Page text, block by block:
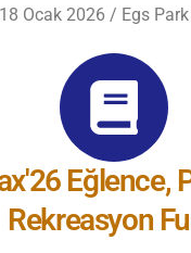
Ocak 2026 / Egs
Eğlence,
Rekreasyon